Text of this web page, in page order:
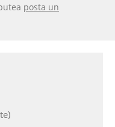
posta un